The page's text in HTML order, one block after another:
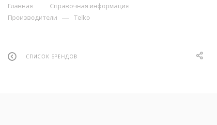
Главная — Справочная информация —
Производители — Telko
СПИСОК БРЕНДОВ